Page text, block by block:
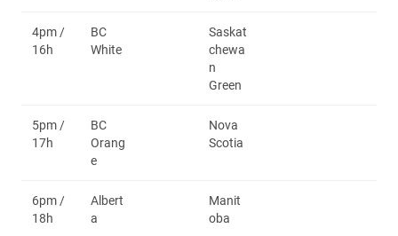
4pm /
16h
BC
White
Saskat
chewa
n
Green
5pm /
17h
BC
Orang
e
Nova
Scotia
6pm /
18h
Albert
a
Manit
oba